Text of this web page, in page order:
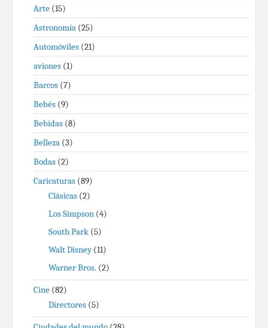
Arte (15)
Astronomía (25)
Automóviles (21)
aviones (1)
Barcos (7)
Bebés (9)
Bebidas (8)
Belleza (3)
Bodas (2)
Caricaturas (89)
Clásicas (2)
Los Simpson (4)
South Park (5)
Walt Disney(11)
Warner Bros. (2)
Cine (82)
Directores (5)